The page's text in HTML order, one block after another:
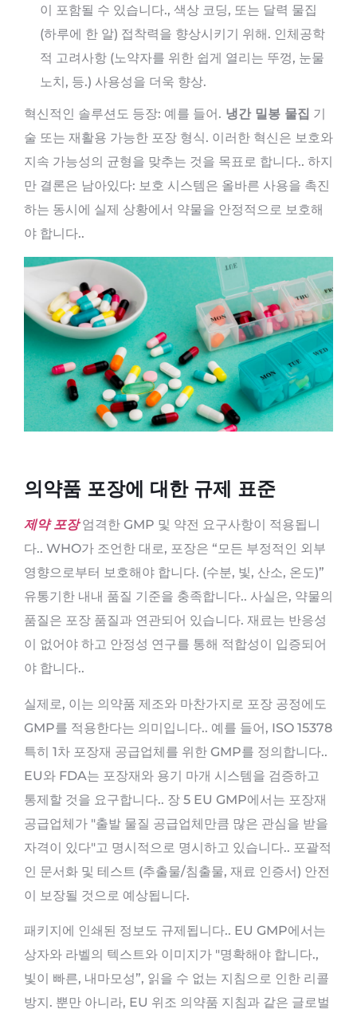
이 포함될 수 있습니다., 색상 코딩, 또는 달력 물집
(하루에 한 알) 접착력을 향상시키기 위해. 인체공학
적 고려사항 (노약자를 위한 쉽게 열리는 뚜껑, 눈물
노치, 등.) 사용성을 더욱 향상.
혁신적인 솔루션도 등장: 예를 들어. 냉간 밀봉 물집 기
술 또는 재활용 가능한 포장 형식. 이러한 혁신은 보호와
지속 가능성의 균형을 맞추는 것을 목표로 합니다.. 하지
만 결론은 남아있다: 보호 시스템은 올바른 사용을 촉진
하는 동시에 실제 상황에서 약물을 안정적으로 보호해
야 합니다..
의약품 포장에 대한 규제 표준
제약 포장엄격한 GMP 및 약전 요구사항이 적용됩니
다.. WHO가 조언한 대로, 포장은 “모든 부정적인 외부
영향으로부터 보호해야 합니다. (수분, 빛, 산소, 온도)”
유통기한 내내 품질 기준을 충족합니다.. 사실은, 약물의
품질은 포장 품질과 연관되어 있습니다. 재료는 반응성
이 없어야 하고 안정성 연구를 통해 적합성이 입증되어
야 합니다..
실제로, 이는 의약품 제조와 마찬가지로 포장 공정에도
GMP를 적용한다는 의미입니다.. 예를 들어, ISO 15378
특히 1차 포장재 공급업체를 위한 GMP를 정의합니다..
EU와 FDA는 포장재와 용기 마개 시스템을 검증하고
통제할 것을 요구합니다.. 장 5 EU GMP에서는 포장재
공급업체가 "출발 물질 공급업체만큼 많은 관심을 받을
자격이 있다"고 명시적으로 명시하고 있습니다.. 포괄적
인 문서화 및 테스트 (추출물/침출물, 재료 인증서) 안전
이 보장될 것으로 예상됩니다.
패키지에 인쇄된 정보도 규제됩니다.. EU GMP에서는
상자와 라벨의 텍스트와 이미지가 "명확해야 합니다.,
빛이 빠른, 내마모성”, 읽을 수 없는 지침으로 인한 리콜
방지. 뿐만 아니라, EU 위조 의약품 지침과 같은 글로벌